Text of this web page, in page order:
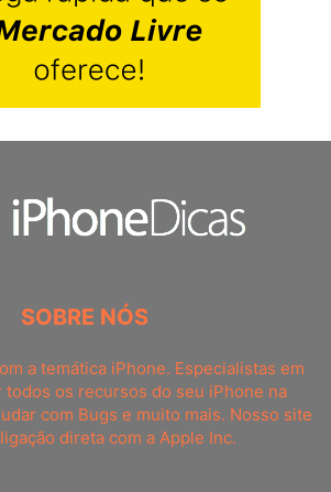
SOBRE NÓS
a temática iPhone. Especialistas em
todos os recursos do seu iPhone na
com Bugs e muito mais. Nosso site
direta com a Apple Inc.